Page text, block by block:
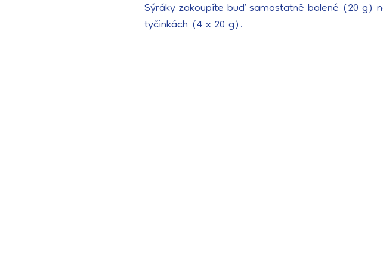
Sýráky zakoupíte buď samostatně balené (20 g)
tyčinkách (4 x 20 g).